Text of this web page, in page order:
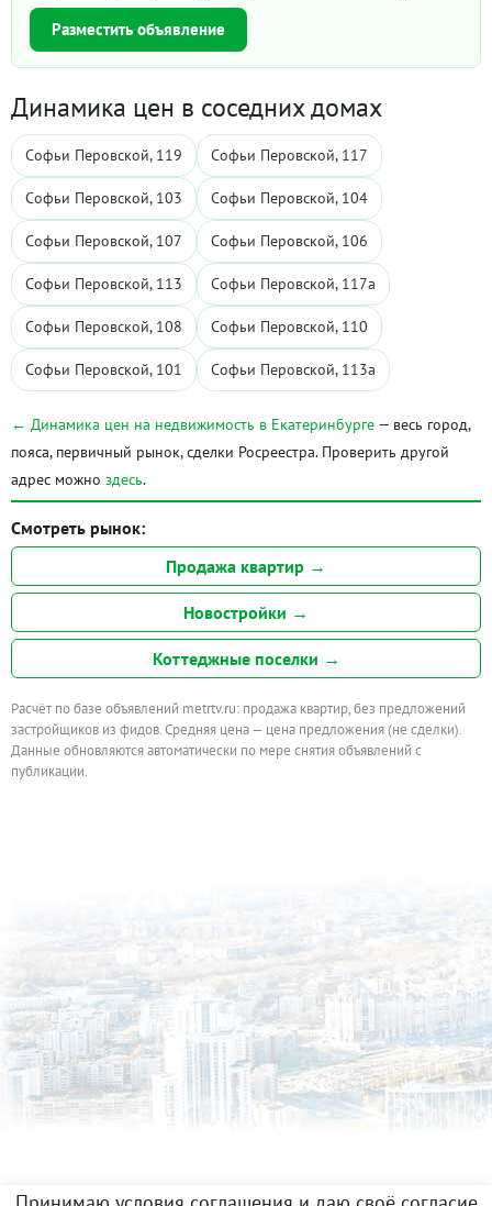
Разместить объявление
Динамика цен в соседних домах
Софьи Перовской, 119 Софьи Перовской, 117
Софьи Перовской, 103 Софьи Перовской, 104
Софьи Перовской, 107 Софьи Перовской, 106
Софьи Перовской, 113 Софьи Перовской, 117а
Софьи Перовской, 108 Софьи Перовской, 110
Софьи Перовской, 101 Софьи Перовской, 113а
← Динамика цен на недвижимость в Екатеринбурге — весь город,
пояса, первичный рынок, сделки Росреестра. Проверить другой
адрес можно здесь.
Смотреть рынок:
Продажа квартир →
Новостройки →
Коттеджные поселки →
Расчёт по базе объявлений metrtv.ru: продажа квартир, без предложений
застройщиков из фидов. Средняя цена — цена предложения (не сделки).
Данные обновляются автоматически по мере снятия объявлений с
публикации.